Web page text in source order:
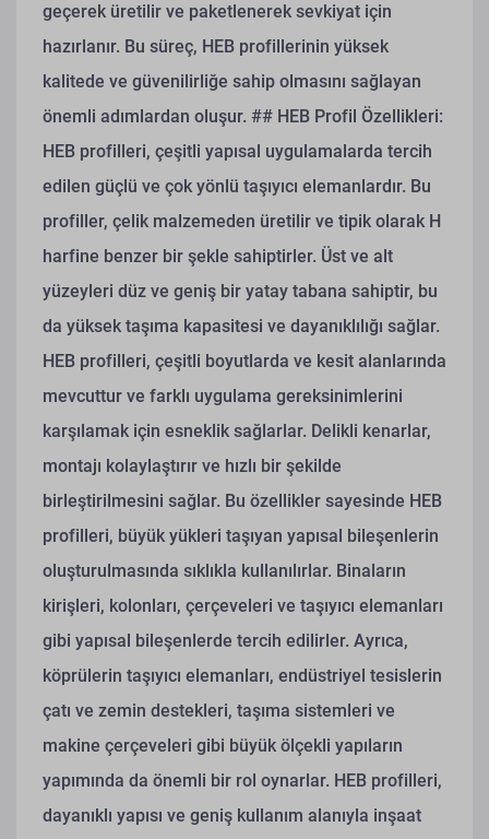
geçerek üretilir ve paketlenerek sevkiyat için
hazırlanır. Bu süreç, HEB profillerinin yüksek
kalitede ve güvenilirliğe sahip olmasını sağlayan
önemli adımlardan oluşur. ## HEB Profil Özellikleri:
HEB profilleri, çeşitli yapısal uygulamalarda tercih
edilen güçlü ve çok yönlü taşıyıcı elemanlardır. Bu
profiller, çelik malzemeden üretilir ve tipik olarak H
harfine benzer bir şekle sahiptirler. Üst ve alt
yüzeyleri düz ve geniş bir yatay tabana sahiptir, bu
da yüksek taşıma kapasitesi ve dayanıklılığı sağlar.
HEB profilleri, çeşitli boyutlarda ve kesit alanlarında
mevcuttur ve farklı uygulama gereksinimlerini
karşılamak için esneklik sağlarlar. Delikli kenarlar,
montajı kolaylaştırır ve hızlı bir şekilde
birleştirilmesini sağlar. Bu özellikler sayesinde HEB
profilleri, büyük yükleri taşıyan yapısal bileşenlerin
oluşturulmasında sıklıkla kullanılırlar. Binaların
kirişleri, kolonları, çerçeveleri ve taşıyıcı elemanları
gibi yapısal bileşenlerde tercih edilirler. Ayrıca,
köprülerin taşıyıcı elemanları, endüstriyel tesislerin
çatı ve zemin destekleri, taşıma sistemleri ve
makine çerçeveleri gibi büyük ölçekli yapıların
yapımında da önemli bir rol oynarlar. HEB profilleri,
dayanıklı yapısı ve geniş kullanım alanıyla inşaat